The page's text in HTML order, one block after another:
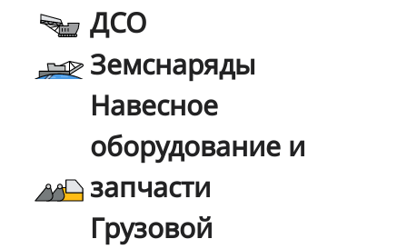
ДСО
Земснаряды
Навесное
оборудование и
запчасти
Грузовой